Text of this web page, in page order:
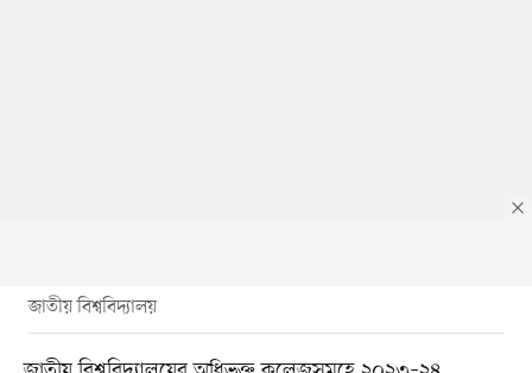
জাতীয় বিশ্ববিদ্যালয়